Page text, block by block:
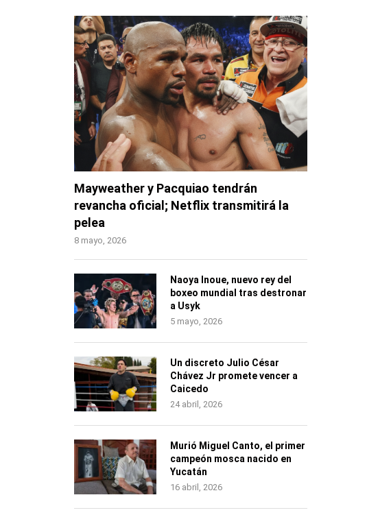
Mayweather y Pacquiao tendrán
revancha oficial; Netflix transmitirá la
pelea
8 mayo, 2026
Naoya Inoue, nuevo rey del
boxeo mundial tras destronar
a Usyk
5 mayo, 2026
Un discreto Julio César
Chávez Jr promete vencer a
Caicedo
24 abril, 2026
Murió Miguel Canto, el primer
campeón mosca nacido en
Yucatán
16 abril, 2026